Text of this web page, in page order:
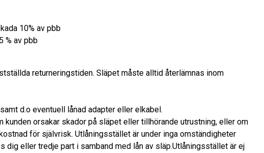
10% av pbb
% av pbb
returneringstiden. Släpet måste alltid återlämnas inom
d.o eventuell lånad adapter eller elkabel.
orsakar skador på släpet eller tillhörande utrustning, eller om
för självrisk. Utlåningsstället är under inga omständigheter
eller tredje part i samband med lån av släp.Utlåningsstället är ej